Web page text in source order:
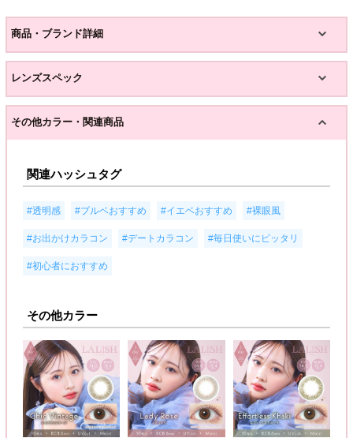
商品・ブランド詳細
レンズスペック
その他カラー・関連商品
関連ハッシュタグ
#透明感 #ブルベおすすめ #イエベおすすめ #裸眼風
#お出かけカラコン #デートカラコン #毎日使いにピッタリ
#初心者におすすめ
その他カラー